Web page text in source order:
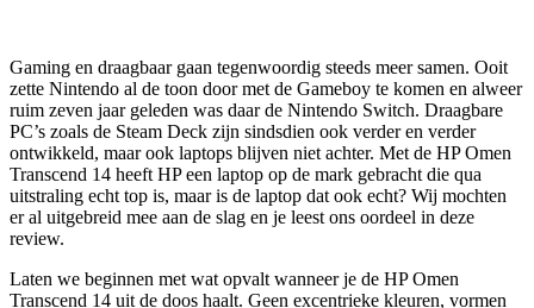
Gaming en draagbaar gaan tegenwoordig steeds meer samen. Ooit
zette Nintendo al de toon door met de Gameboy te komen en alweer
ruim zeven jaar geleden was daar de Nintendo Switch. Draagbare
PC’s zoals de Steam Deck zijn sindsdien ook verder en verder
ontwikkeld, maar ook laptops blijven niet achter. Met de HP Omen
Transcend 14 heeft HP een laptop op de mark gebracht die qua
uitstraling echt top is, maar is de laptop dat ook echt? Wij mochten
er al uitgebreid mee aan de slag en je leest ons oordeel in deze
review.
Laten we beginnen met wat opvalt wanneer je de HP Omen
Transcend 14 uit de doos haalt. Geen excentrieke kleuren, vormen